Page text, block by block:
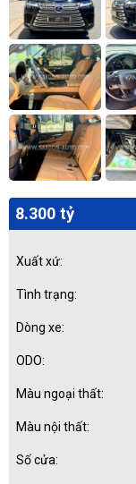
8.300 tỷ
Xuất xứ:
Tình trạng:
Dòng xe:
ODO:
Màu ngoại thất:
Màu nội thất:
Số cửa: